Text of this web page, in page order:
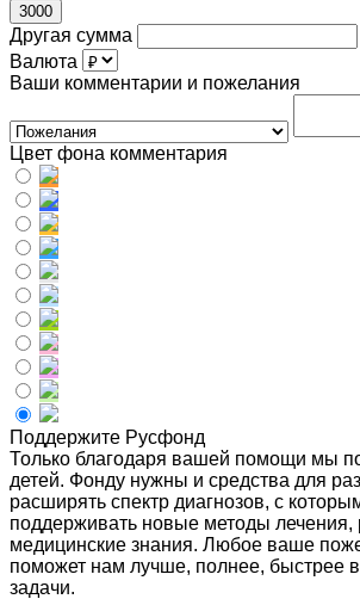
3000
Другая сумма
Валюта
Ваши комментарии и пожелания
Цвет фона комментария
Поддержите Русфонд
Только благодаря вашей помощи мы
детей. Фонду нужны и средства для
расширять спектр диагнозов, с
поддерживать новые методы лечения,
медицинские знания. Любое ваше
поможет нам лучше, полнее, быстрее
задачи.